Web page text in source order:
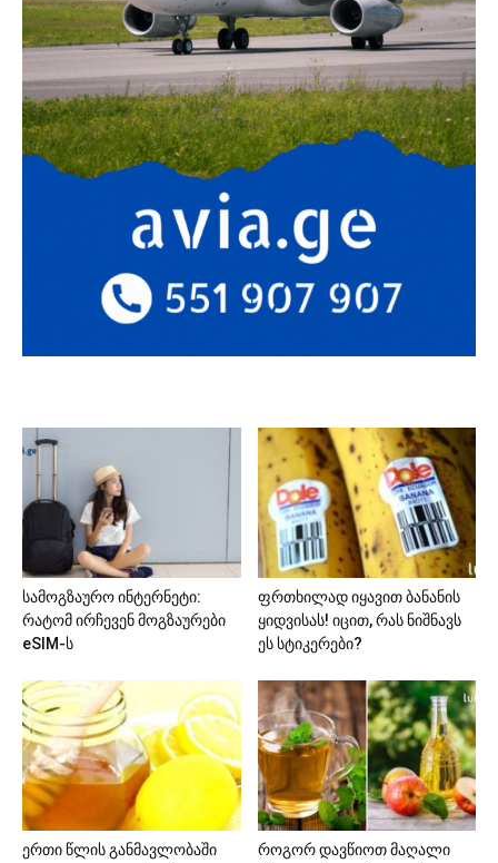
სამოგზაურო ინტერნეტი:
რატომ ირჩევენ მოგზაურები
eSIM-ს
ფრთხილად იყავით ბანანის
ყიდვისას! იცით, რას ნიშნავს
ეს სტიკერები?
ერთი წლის განმავლობაში
როგორ დავწიოთ მაღალი